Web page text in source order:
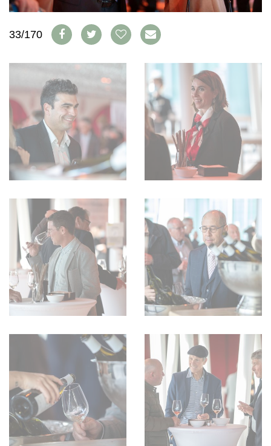
ABO
AUSGABE
ARCHIV
BÜCHER
WEINSZENE
VINOPHILES
ANMELDEN
GEWINNSPIELE
VORTEILSWELT
TRINKREIFETABELLE
ABO
WEINSUCHE
NEWSLETTER
WINE TRADE CLUB
REDAKTION
PRESSE
IMPRESSUM
AGB & DATENSCHUTZ
FAQ
33/170